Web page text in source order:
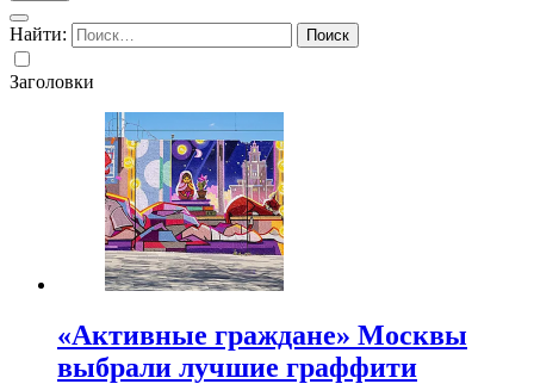
Найти:
Заголовки
«Активные граждане» Москвы
выбрали лучшие граффити